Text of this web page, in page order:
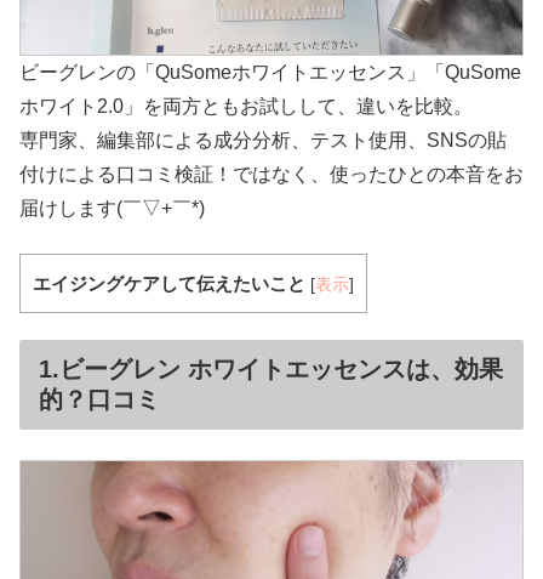
ビーグレンの「QuSomeホワイトエッセンス」「QuSome
ホワイト2.0」を両方ともお試しして、違いを比較。
専門家、編集部による成分分析、テスト使用、SNSの貼
付けによる口コミ検証！ではなく、使ったひとの本音をお
届けします(￣▽+￣*)
エイジングケアして伝えたいこと [表示]
1.ビーグレン ホワイトエッセンスは、効果
的？口コミ